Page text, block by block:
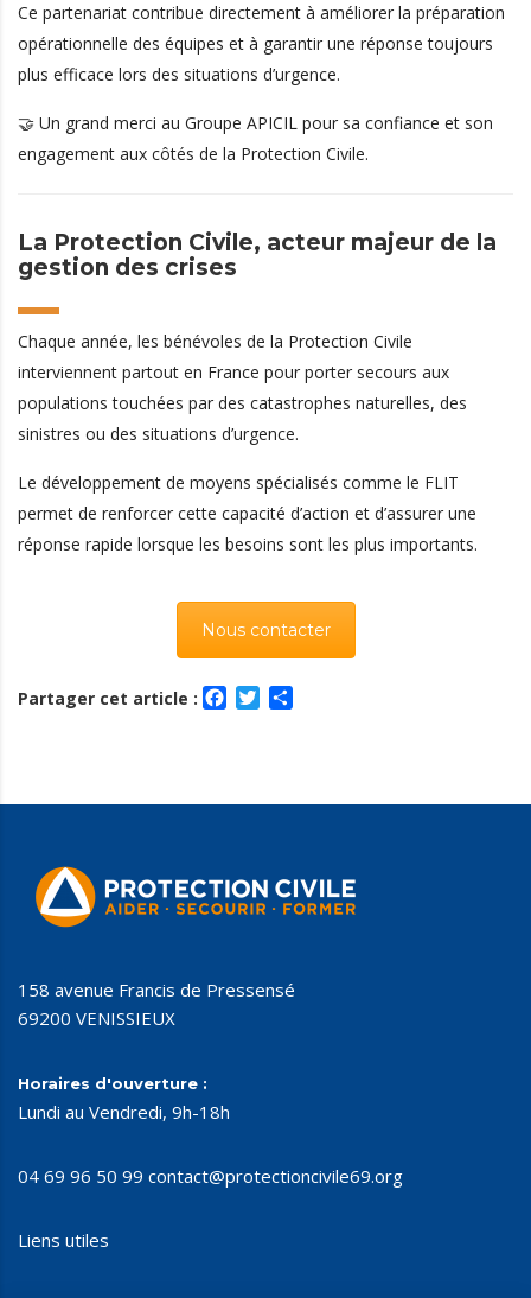
Ce partenariat contribue directement à améliorer la préparation
opérationnelle des équipes et à garantir une réponse toujours
plus efficace lors des situations d’urgence.
🤝 Un grand merci au Groupe APICIL pour sa confiance et son
engagement aux côtés de la Protection Civile.
La Protection Civile, acteur majeur de la
gestion des crises
Chaque année, les bénévoles de la Protection Civile
interviennent partout en France pour porter secours aux
populations touchées par des catastrophes naturelles, des
sinistres ou des situations d’urgence.
Le développement de moyens spécialisés comme le FLIT
permet de renforcer cette capacité d’action et d’assurer une
réponse rapide lorsque les besoins sont les plus importants.
Nous contacter
Partager cet article : Facebook
Twitter
158 avenue Francis de Pressensé
69200 VENISSIEUX
Horaires d'ouverture :
Lundi au Vendredi, 9h-18h
04 69 96 50 99 contact@protectioncivile69.org
Liens utiles